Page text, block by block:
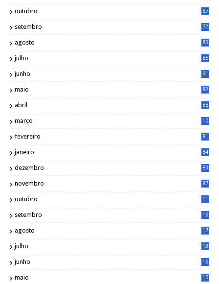
outubro 87
setembro 72
agosto 83
julho 85
junho 91
maio 82
abril 88
março
10
fevereiro 81
janeiro 84
dezembro 83
novembro 87
outubro
11
setembro
16
agosto
17
julho
13
junho
16
maio
15